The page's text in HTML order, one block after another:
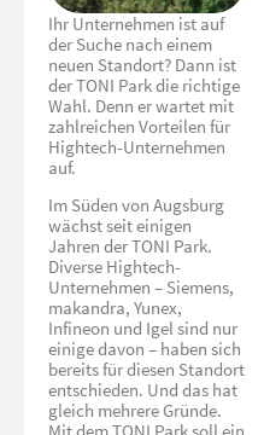
Ihr Unternehmen ist auf
der Suche nach einem
neuen Standort? Dann ist
der TONI Park die richtige
Wahl. Denn er wartet mit
zahlreichen Vorteilen für
Hightech-Unternehmen
auf.
Im Süden von Augsburg
wächst seit einigen
Jahren der TONI Park.
Diverse Hightech-
Unternehmen – Siemens,
makandra, Yunex,
Infineon und Igel sind nur
einige davon – haben sich
bereits für diesen Standort
entschieden. Und das hat
gleich mehrere Gründe.